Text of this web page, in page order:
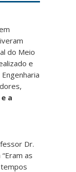
do Meio
e
a
Dr.
as